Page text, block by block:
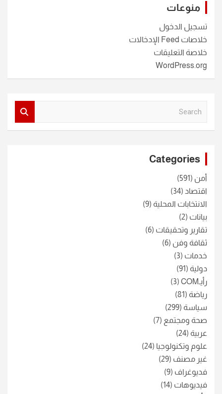
منوعات
تسجيل الدخول
خلاصات Feed الإدخالات
خلاصة التعليقات
WordPress.org
Categories
أمن (591)
اقتصاد (34)
الانتخابات المحلية (9)
بيانات (2)
تقارير وتحقيقات (6)
ثقافة وفن (6)
خدمات (3)
دولية (91)
رأيـCOM
(3)
رياضة (81)
سياسة (299)
صحة ومجتمع (7)
عربية (24)
علوم وتكنولوجيا (24)
غير مصنف (29)
فديوغراف (9)
فيديوهات (14)